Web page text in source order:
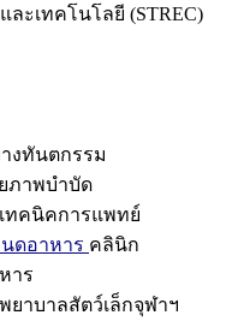
ะเทคโนโลยี (STREC)
งทันตกรรม
ภาพบำบัด
ทคนิคการแพทย์
ดอาหาร คลินิก
าร
ยาบาลสัตว์เล็กจุฬาฯ